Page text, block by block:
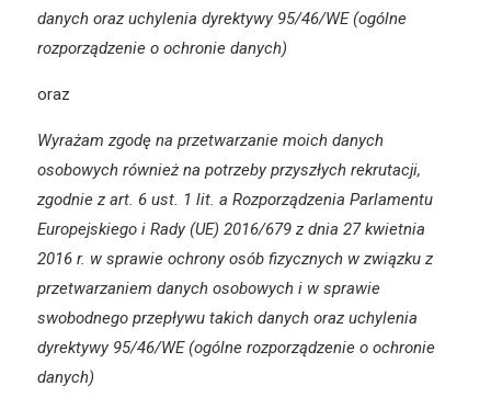
danych oraz uchylenia dyrektywy 95/46/WE (ogólne
rozporządzenie o ochronie danych)
oraz
Wyrażam zgodę na przetwarzanie moich danych
osobowych również na potrzeby przyszłych rekrutacji,
zgodnie z art. 6 ust. 1 lit. a Rozporządzenia Parlamentu
Europejskiego i Rady (UE) 2016/679 z dnia 27 kwietnia
2016 r. w sprawie ochrony osób fizycznych w związku z
przetwarzaniem danych osobowych i w sprawie
swobodnego przepływu takich danych oraz uchylenia
dyrektywy 95/46/WE (ogólne rozporządzenie o ochronie
danych)